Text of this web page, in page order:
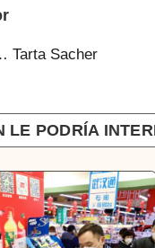
Tarta Sacher
LE PODRÍA